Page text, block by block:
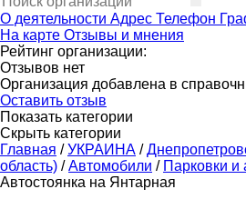
О деятельности Адрес Телефон
На карте Отзывы и мнения
Рейтинг организации:
Отзывов нет
Организация добавлена в
Оставить отзыв
Показать категории
Скрыть категории
Главная / УКРАИНА /
область) / Автомобили / Парковки и
Автостоянка на Янтарная